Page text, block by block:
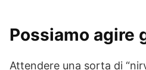
Possiamo agire
Attendere una sorta di